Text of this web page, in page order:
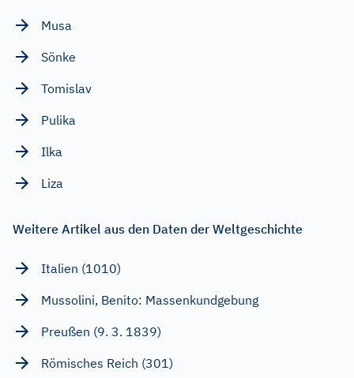
Musa
Sönke
Tomislav
Pulika
Ilka
Liza
Weitere Artikel aus den Daten der Weltgeschichte
Italien (1010)
Mussolini, Benito: Massenkundgebung
Preußen (9. 3. 1839)
Römisches Reich (301)